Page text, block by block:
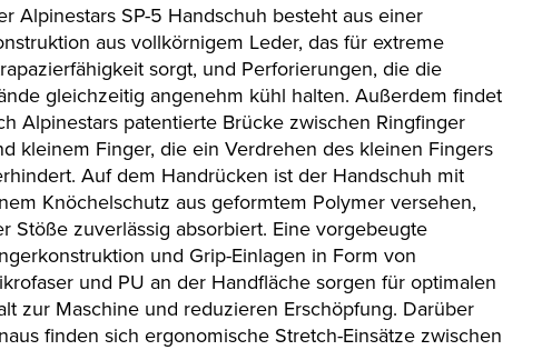
Alpinestars SP-5 Handschuh besteht aus einer
aus vollkörnigem Leder, das für extreme
sorgt, und Perforierungen, die die
gleichzeitig angenehm kühl halten. Außerdem findet
Alpinestars patentierte Brücke zwischen Ringfinger
kleinem Finger, die ein Verdrehen des kleinen Fingers
Auf dem Handrücken ist der Handschuh mit
Knöchelschutz aus geformtem Polymer versehen,
Stöße zuverlässig absorbiert. Eine vorgebeugte
und Grip-Einlagen in Form von
und PU an der Handfläche sorgen für optimalen
zur Maschine und reduzieren Erschöpfung. Darüber
finden sich ergonomische Stretch-Einsätze zwischen